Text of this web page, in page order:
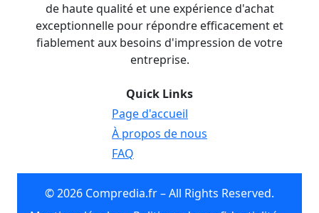
de haute qualité et une expérience d'achat
exceptionnelle pour répondre efficacement et
fiablement aux besoins d'impression de votre
entreprise.
Quick Links
Page d'accueil
À propos de nous
FAQ
© 2026 Compredia.fr – All Rights Reserved.